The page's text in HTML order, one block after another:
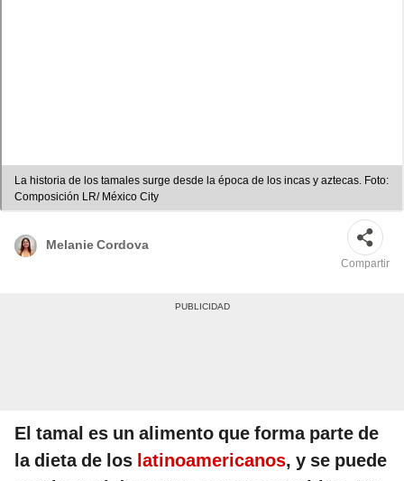
La historia de los tamales surge desde la época de los incas y aztecas. Foto:
Composición LR/ México City
Melanie Cordova
Compartir
El tamal es un alimento que forma parte de
la dieta de los latinoamericanos, y se puede